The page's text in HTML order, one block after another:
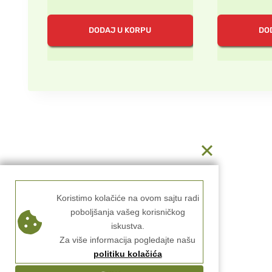
bila:
300.00 rsd.
150.00 rsd.
DODAJ U KORPU
Koristimo kolačiće na ovom sajtu radi
poboljšanja vašeg korisničkog
iskustva.
Za više informacija pogledajte našu
politiku kolačića